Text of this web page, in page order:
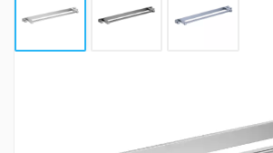
El toallero cuadrado con ganchos está
espacial de alta calidad y diseñado
brazos de borde de arco. El tratamiento